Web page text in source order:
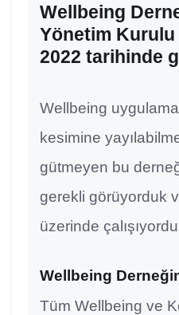
Wellbeing
Yönetim Kurulu
2022 tarihinde
Wellbeing
kesimine
gütmeyen bu
gerekli görüyorduk
üzerinde
Wellbeing
Tüm Wellbeing ve